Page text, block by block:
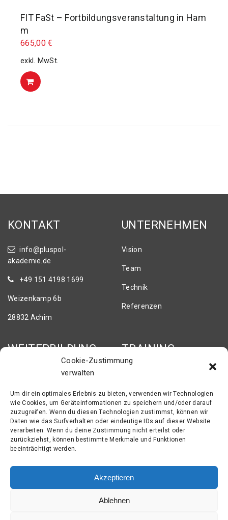
Cookie-Zustimmung
verwalten
Um dir ein optimales Erlebnis zu bieten, verwenden wir Technologien
wie Cookies, um Geräteinformationen zu speichern und/oder darauf
zuzugreifen. Wenn du diesen Technologien zustimmst, können wir
Daten wie das Surfverhalten oder eindeutige IDs auf dieser Website
verarbeiten. Wenn du deine Zustimmung nicht erteilst oder
zurückziehst, können bestimmte Merkmale und Funktionen
beeinträchtigt werden.
Akzeptieren
Ablehnen
FIT FaSt – Fortbildungsveranstaltung in Ham
m
665,00€
exkl. MwSt.
KONTAKT
info@pluspol-
akademie.de
+49 151 4198 1699
Weizenkamp 6b
28832 Achim
UNTERNEHMEN
Vision
Team
Technik
Referenzen
WEITERBILDUNG
Schweißtechnik
Messtechnik
Schienenbearbeitung
Ausbildung
TRAINING
Sonderlehrgänge
Fachtagung
Oberbauschweisstechnik
Impressum